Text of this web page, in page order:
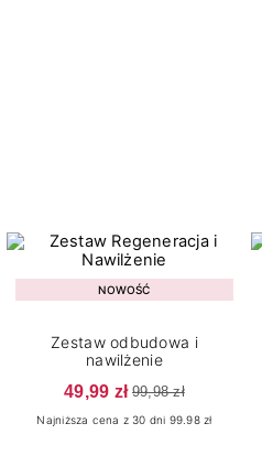
NOWOŚĆ
Zestaw odbudowa i
nawilżenie
49,99 zł 99,98 zł
Najniższa cena z 30 dni 99.98 zł